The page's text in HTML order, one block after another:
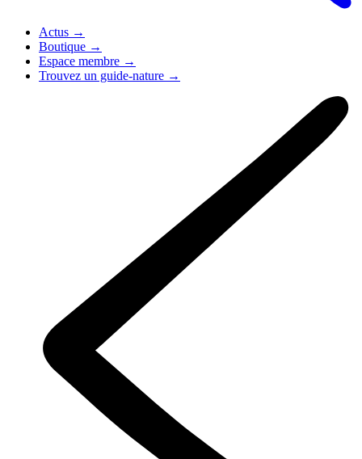
Actus →
Boutique →
Espace membre →
Trouvez un guide-nature →